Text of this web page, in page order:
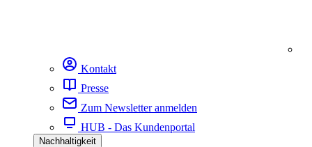
Kontakt
Presse
Zum Newsletter anmelden
HUB - Das Kundenportal
Nachhaltigkeit